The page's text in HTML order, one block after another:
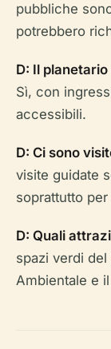
pubbliche
potrebbero
D: Il
Sì, con
accessibili.
D: Ci sono
visite guidate
soprattutto
D: Quali
spazi verdi
Ambientale e